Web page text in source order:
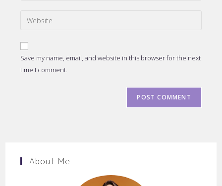
to
address
comment
Enter
URL
(optional)
Save my name, email, and website in this browser for the next
time I comment.
About Me